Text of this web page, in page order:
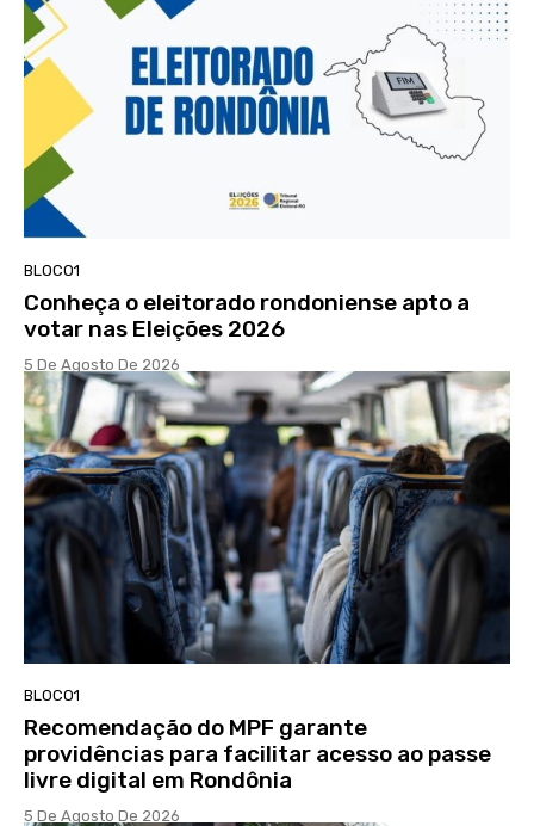
BLOCO1
Conheça o eleitorado rondoniense apto a
votar nas Eleições 2026
5 De Agosto De 2026
BLOCO1
Recomendação do MPF garante
providências para facilitar acesso ao passe
livre digital em Rondônia
5 De Agosto De 2026